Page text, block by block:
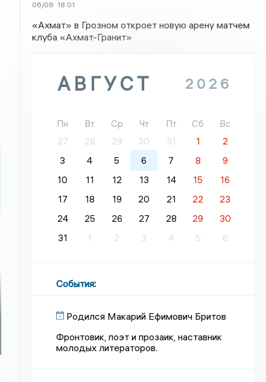
06/08 18:01
«Ахмат» в Грозном откроет новую арену матчем
клуба «Ахмат-Гранит»
АВГУСТ 2026
Пн Вт Ср Чт Пт Сб
Вс
27
28 29 30 31 1
2
3
4 5 6 7 8
9
10
11 12 13 14 15
16
17
18 19 20 21 22
23
24
25 26 27 28 29
30
31
1 2 3 4 5 6
События:
Родился Макарий Ефимович Бритов
Фронтовик, поэт и прозаик, наставник
молодых литераторов.